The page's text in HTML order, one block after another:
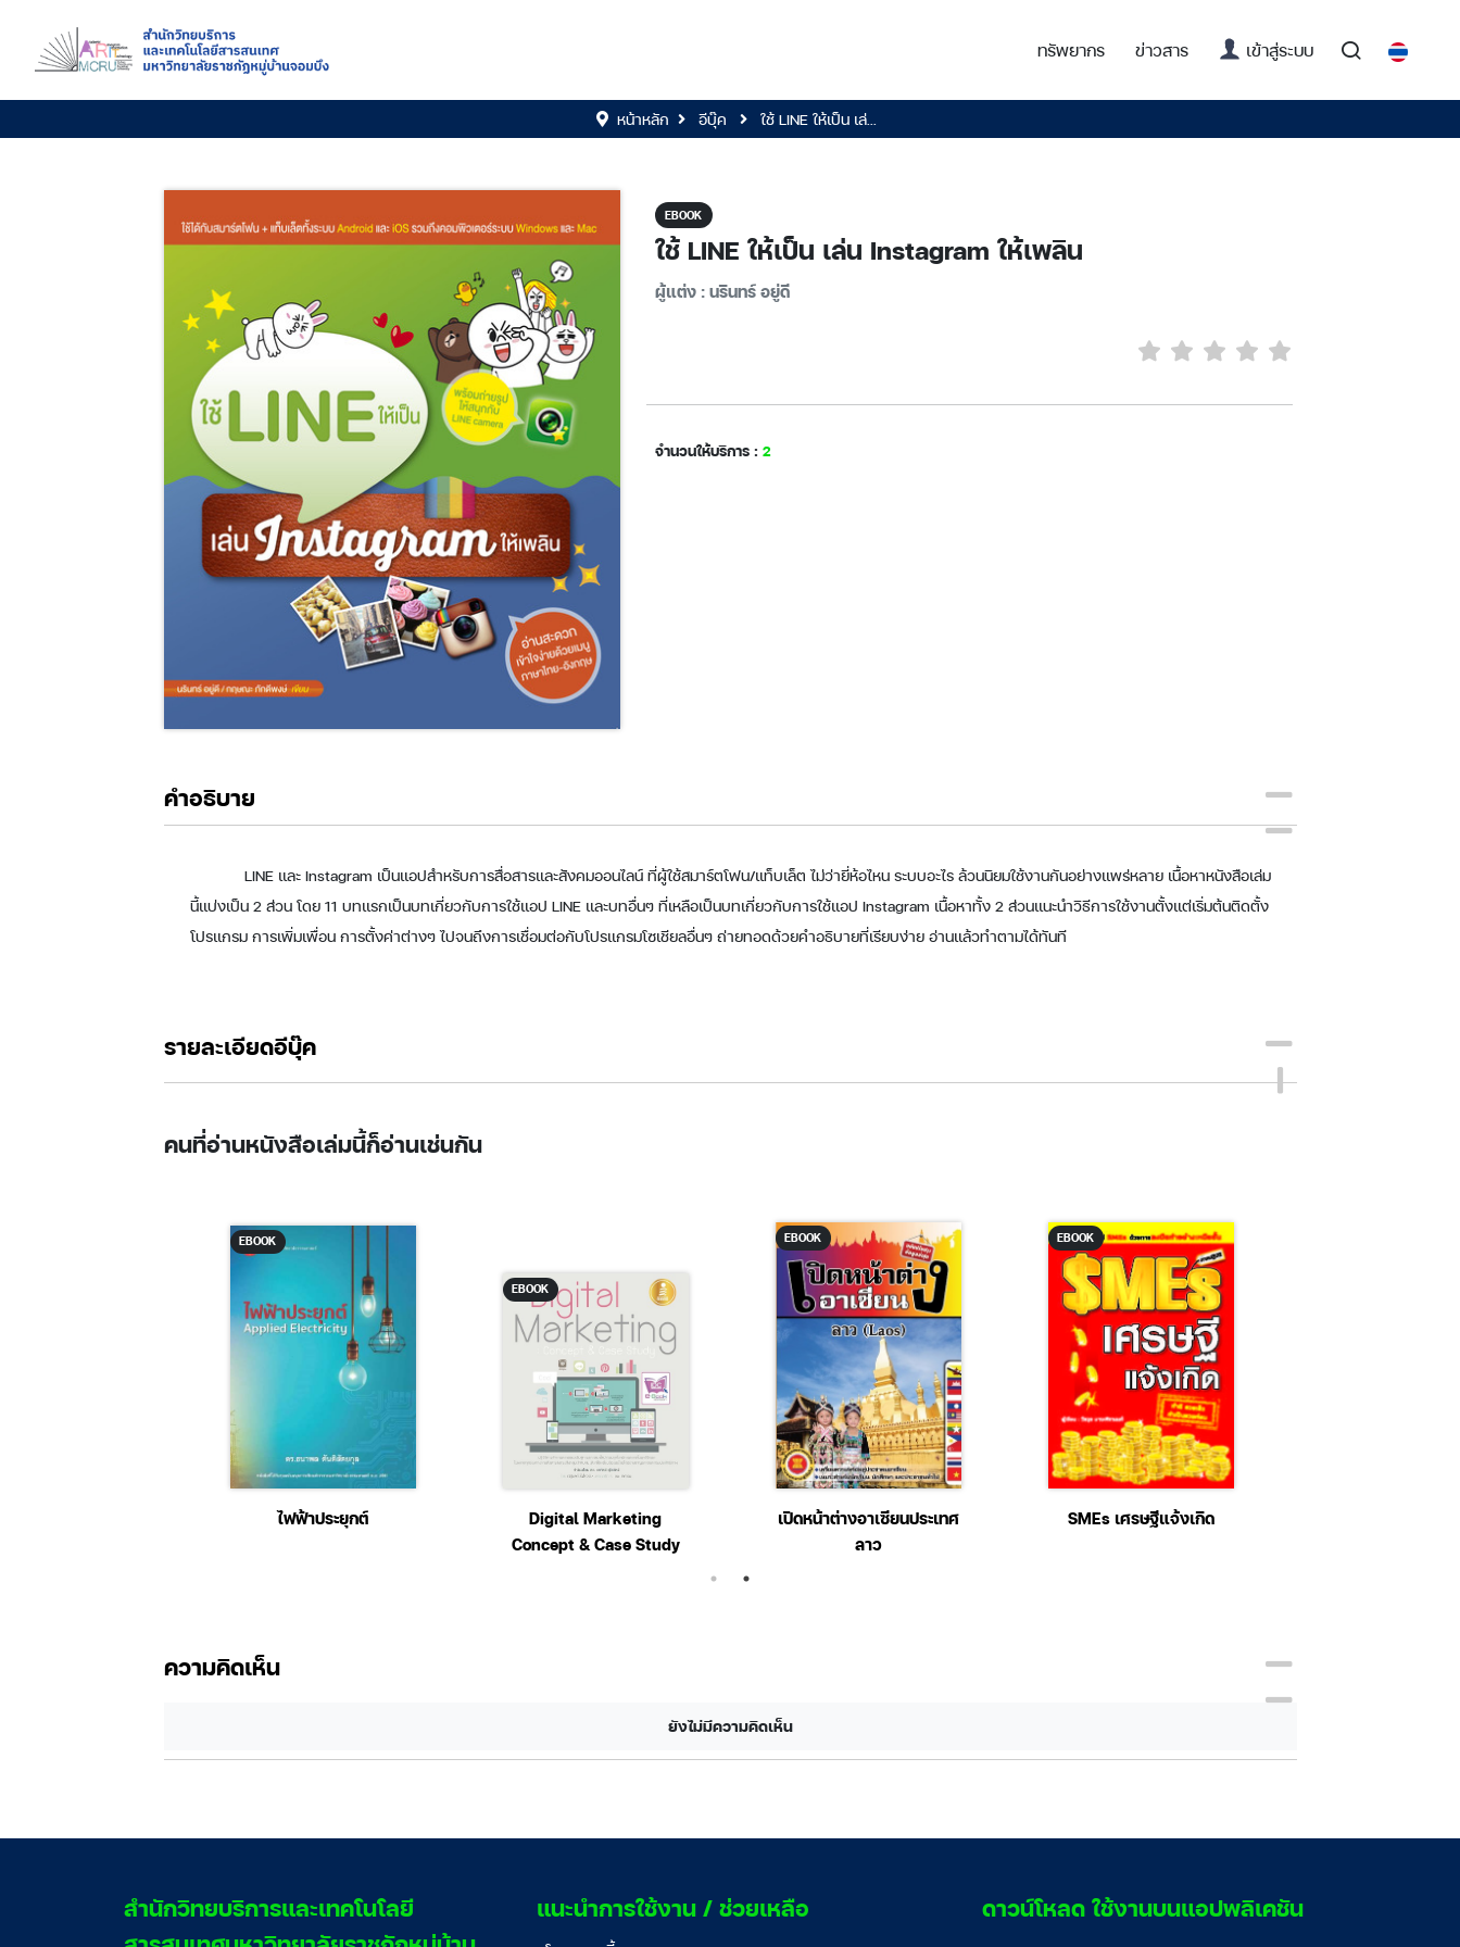
ทรัพยากร ข่าวสาร เข้าสู่ระบบ(current)
หน้าหลัก อีบุ๊ค ใช้ LINE ให้เป็น เล่...
EBOOK
ใช้ LINE ให้เป็น เล่น Instagram ให้เพลิน
ผู้แต่ง : นรินทร์ อยู่ดี
จำนวนให้บริการ : 2
คำอธิบาย
LINE และ Instagram เป็นแอปสำหรับการสื่อสารและสังคมออนไลน์ ที่ผู้ใช้สมาร์ตโฟน/แท็บเล็ต ไม่ว่ายี่ห้อไหน ระบบอะไร ล้วนนิยมใช้งานกันอย่างแพร่หลาย เนื้อหาหนังสือเล่ม
นี้แบ่งเป็น 2 ส่วน โดย 11 บทแรกเป็นบทเกี่ยวกับการใช้แอป LINE และบทอื่นๆ ที่เหลือเป็นบทเกี่ยวกับการใช้แอป Instagram เนื้อหาทั้ง 2 ส่วนแนะนำวิธีการใช้งานตั้งแต่เริ่มต้นติดตั้ง
โปรแกรม การเพิ่มเพื่อน การตั้งค่าต่างๆ ไปจนถึงการเชื่อมต่อกับโปรแกรมโซเชียลอื่นๆ ถ่ายทอดด้วยคำอธิบายที่เรียบง่าย อ่านแล้วทำตามได้ทันที
รายละเอียดอีบุ๊ค
คนที่อ่านหนังสือเล่มนี้ก็อ่านเช่นกัน
EBOOK
ไฟฟ้าประยุกต์
EBOOK
Digital Marketing
Concept & Case Study
EBOOK
เปิดหน้าต่างอาเซียนประเทศ
ลาว
EBOOK
SMEs เศรษฐีแจ้งเกิด
ความคิดเห็น
ยังไม่มีความคิดเห็น
สํานักวิทยบริการและเทคโนโลยี
แนะนำการใช้งาน / ช่วยเหลือ ดาวน์โหลด ใช้งานบนแอปพลิเคชัน